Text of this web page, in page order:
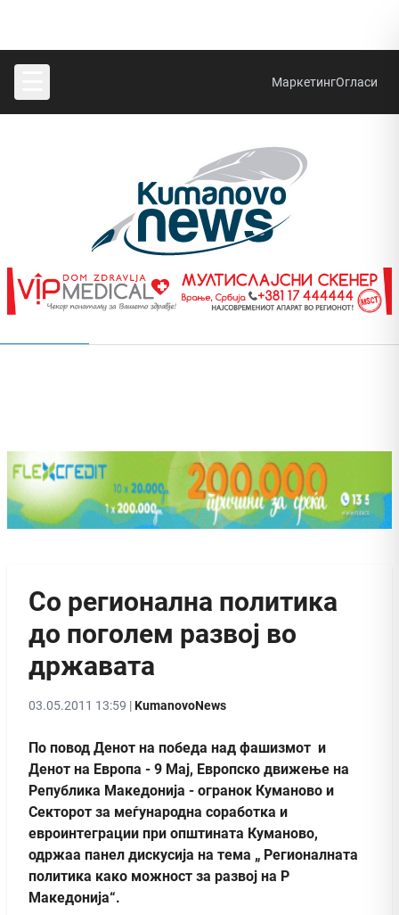
МаркетингОгласи
Со регионална политика
до поголем развој во
државата
03.05.2011 13:59 |KumanovoNews
По повод Денот на победа над фашизмот и
Денот на Европа - 9 Мај, Европско движење на
Република Македонија - огранок Куманово и
Секторот за меѓународна соработка и
евроинтеграции при општината Куманово,
одржаа панел дискусија на тема „ Регионалната
политика како можност за развој на Р
Македонија“.